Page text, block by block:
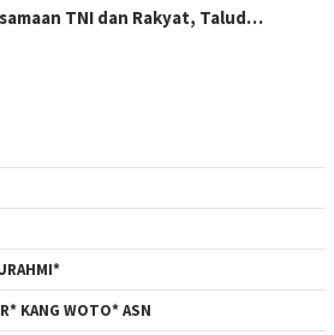
TNI dan Rakyat, Talud…
KANG WOTO* ASN